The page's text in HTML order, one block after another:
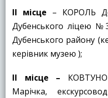
ІІ місце – КОРОЛЬ
Дубенського ліцею
Дубенського району
керівник музею );
ІІ місце –
Марічка,